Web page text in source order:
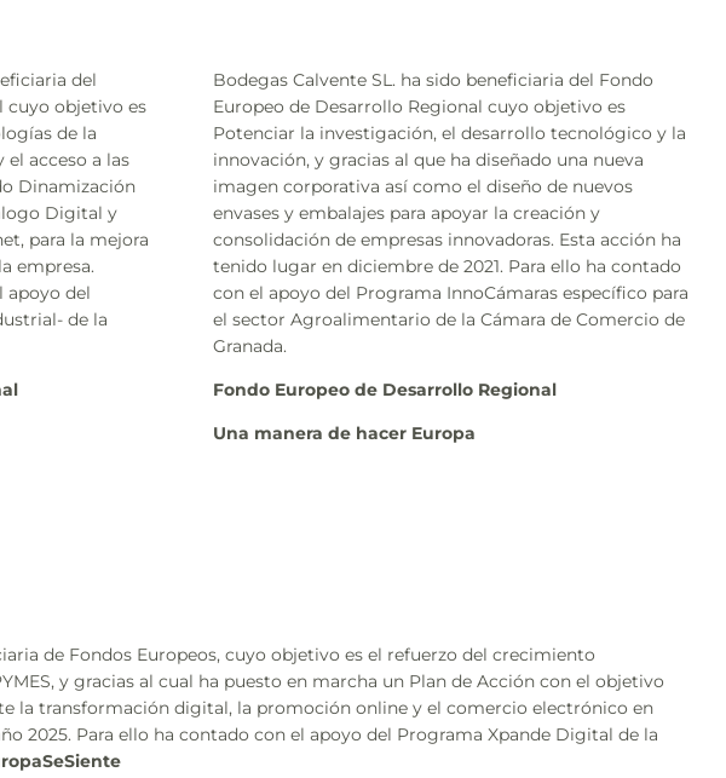
del
cuyo objetivo es
de la
acceso a las
Dinamización
Digital y
para la mejora
empresa.
apoyo del
de la
Bodegas Calvente SL. ha sido beneficiaria del Fondo
Europeo de Desarrollo Regional cuyo objetivo es
Potenciar la investigación, el desarrollo tecnológico y la
innovación, y gracias al que ha diseñado una nueva
imagen corporativa así como el diseño de nuevos
envases y embalajes para apoyar la creación y
consolidación de empresas innovadoras. Esta acción ha
tenido lugar en diciembre de 2021. Para ello ha contado
con el apoyo del Programa InnoCámaras específico para
el sector Agroalimentario de la Cámara de Comercio de
Granada.
Fondo Europeo de Desarrollo Regional
Una manera de hacer Europa
de Fondos Europeos, cuyo objetivo es el refuerzo del crecimiento
y gracias al cual ha puesto en marcha un Plan de Acción con el objetivo
la transformación digital, la promoción online y el comercio electrónico en
2025. Para ello ha contado con el apoyo del Programa Xpande Digital de la